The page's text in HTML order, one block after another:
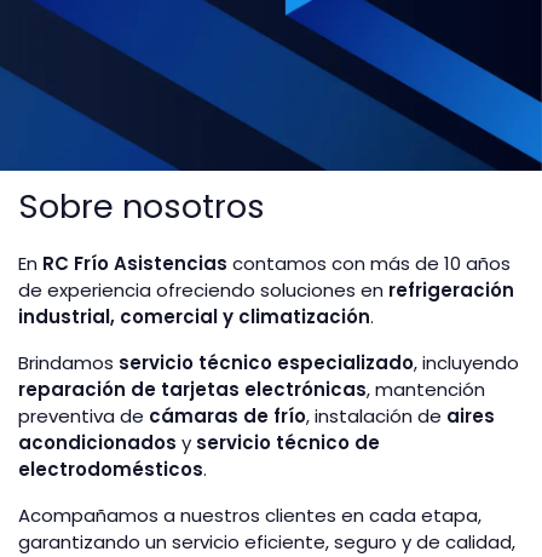
Sobre nosotros
En RC Frío Asistencias contamos con más de 10 años
de experiencia ofreciendo soluciones en refrigeración
industrial, comercial y climatización.
Brindamos servicio técnico especializado, incluyendo
reparación de tarjetas electrónicas, mantención
preventiva de cámaras de frío, instalación de aires
acondicionados y servicio técnico de
electrodomésticos.
Acompañamos a nuestros clientes en cada etapa,
garantizando un servicio eficiente, seguro y de calidad,